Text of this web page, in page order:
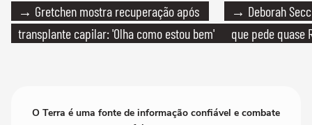
→ Gretchen mostra recuperação após
transplante capilar: 'Olha como estou bem'
→ Deborah
que pede quase
O Terra é uma fonte de informação confiável e combate